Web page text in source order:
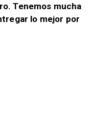
Tenemos mucha
lo mejor por